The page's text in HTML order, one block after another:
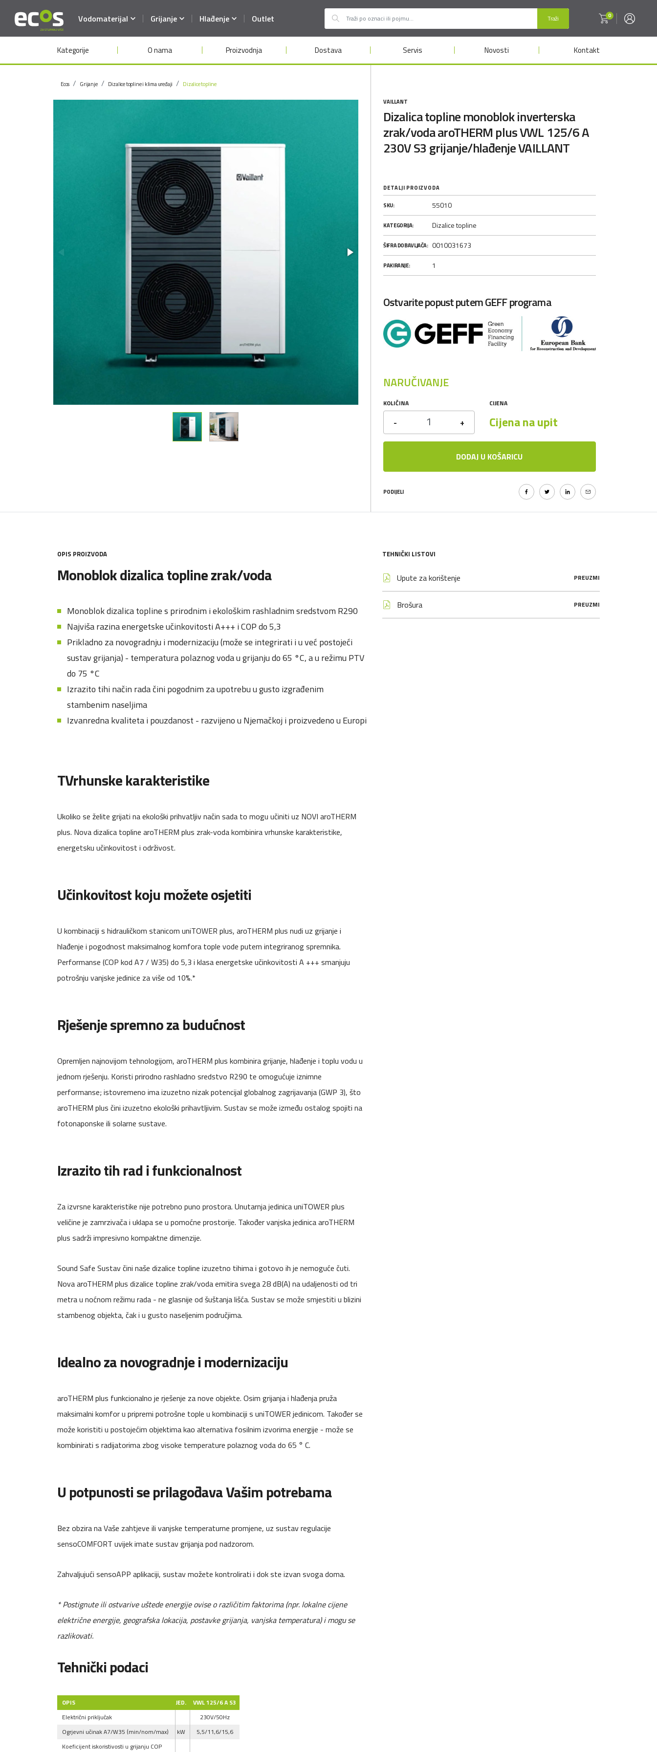
Traži 0
Vodomaterijal Grijanje Hlađenje Outlet
Kategorije O nama Proizvodnja Dostava Servis Novosti Kontakt
Ecos Grijanje Dizalice topline i klima uređaji Dizalice topline
VAILLANT
Dizalica topline monoblok inverterska
zrak/voda aroTHERM plus VWL 125/6 A
230V S3 grijanje/hlađenje VAILLANT
DETALJI PROIZVODA
SKU: 55010
KATEGORIJA: Dizalice topline
ŠIFRA DOBAVLJAČA: 0010031673
PAKIRANJE: 1
Ostvarite popust putem GEFF programa
NARUČIVANJE
KOLIČINA
- +
CIJENA
Cijena na upit
DODAJ U KOŠARICU
PODIJELI
OPIS PROIZVODA
Monoblok dizalica topline zrak/voda
Monoblok dizalica topline s prirodnim i ekološkim rashladnim sredstvom R290
Najviša razina energetske učinkovitosti A+++ i COP do 5,3
Prikladno za novogradnju i modernizaciju (može se integrirati i u već postojeći
sustav grijanja) - temperatura polaznog voda u grijanju do 65 °C, a u režimu PTV
do 75 °C
Izrazito tihi način rada čini pogodnim za upotrebu u gusto izgrađenim
stambenim naseljima
Izvanredna kvaliteta i pouzdanost - razvijeno u Njemačkoj i proizvedeno u Europi
TVrhunske karakteristike
Ukoliko se želite grijati na ekološki prihvatljiv način sada to mogu učiniti uz NOVI aroTHERM
plus. Nova dizalica topline aroTHERM plus zrak-voda kombinira vrhunske karakteristike,
energetsku učinkovitost i održivost.
Učinkovitost koju možete osjetiti
U kombinaciji s hidrauličkom stanicom uniTOWER plus, aroTHERM plus nudi uz grijanje i
hlađenje i pogodnost maksimalnog komfora tople vode putem integriranog spremnika.
Performanse (COP kod A7 / W35) do 5,3 i klasa energetske učinkovitosti A +++ smanjuju
potrošnju vanjske jedinice za više od 10%.*
Rješenje spremno za budućnost
Opremljen najnovijom tehnologijom, aroTHERM plus kombinira grijanje, hlađenje i toplu vodu u
jednom rješenju. Koristi prirodno rashladno sredstvo R290 te omogućuje iznimne
performanse; istovremeno ima izuzetno nizak potencijal globalnog zagrijavanja (GWP 3), što
aroTHERM plus čini izuzetno ekološki prihavtljivim. Sustav se može između ostalog spojiti na
fotonaponske ili solarne sustave.
Izrazito tih rad i funkcionalnost
Za izvrsne karakteristike nije potrebno puno prostora. Unutarnja jedinica uniTOWER plus
veličine je zamrzivača i uklapa se u pomoćne prostorije. Također vanjska jedinica aroTHERM
plus sadrži impresivno kompaktne dimenzije.
Sound Safe Sustav čini naše dizalice topline izuzetno tihima i gotovo ih je nemoguće čuti.
Nova aroTHERM plus dizalice topline zrak/voda emitira svega 28 dB(A) na udaljenosti od tri
metra u noćnom režimu rada - ne glasnije od šuštanja lišća. Sustav se može smjestiti u blizini
stambenog objekta, čak i u gusto naseljenim područjima.
Idealno za novogradnje i modernizaciju
aroTHERM plus funkcionalno je rješenje za nove objekte. Osim grijanja i hlađenja pruža
maksimalni komfor u pripremi potrošne tople u kombinaciji s uniTOWER jedinicom. Također se
može koristiti u postojećim objektima kao alternativa fosilnim izvorima energije - može se
kombinirati s radijatorima zbog visoke temperature polaznog voda do 65 ° C.
U potpunosti se prilagođava Vašim potrebama
Bez obzira na Vaše zahtjeve ili vanjske temperaturne promjene, uz sustav regulacije
sensoCOMFORT uvijek imate sustav grijanja pod nadzorom.
Zahvaljujući sensoAPP aplikaciji, sustav možete kontrolirati i dok ste izvan svoga doma.
* Postignute ili ostvarive uštede energije ovise o različitim faktorima (npr. lokalne cijene
električne energije, geografska lokacija, postavke grijanja, vanjska temperatura) i mogu se
razlikovati.
Tehnički podaci
OPIS JED.
VWL 125/6 A S3
Električni priključak
230V/50Hz
Ogrjevni učinak A7/W35 (min/nom/max)
kW
5,5/11,6/15,6
Koeficijent iskoristivosti u grijanju COP
TEHNIČKI LISTOVI
Upute za korištenje PREUZMI
Brošura PREUZMI